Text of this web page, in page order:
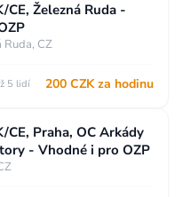
CE, Železná Ruda -
Ruda, CZ
5 lidí 200 CZK za hodinu
CE, Praha, OC Arkády
- Vhodné i pro OZP